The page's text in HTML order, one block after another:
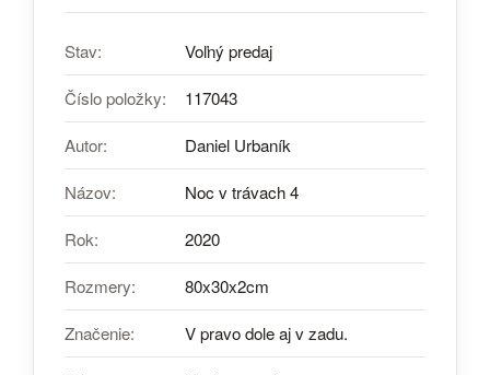
Stav: Voľný predaj
Číslo položky: 117043
Autor: Daniel Urbaník
Názov: Noc v trávach 4
Rok: 2020
Rozmery: 80x30x2cm
Značenie: V pravo dole aj v zadu.